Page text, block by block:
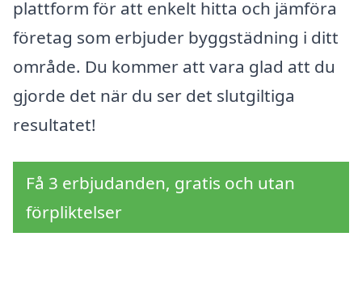
plattform för att enkelt hitta och jämföra
företag som erbjuder byggstädning i ditt
område. Du kommer att vara glad att du
gjorde det när du ser det slutgiltiga
resultatet!
Få 3 erbjudanden, gratis och utan
förpliktelser